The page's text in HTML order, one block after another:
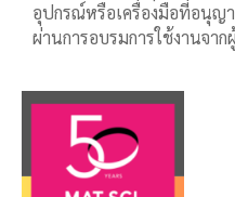
อุปกรณ์หรือเครื่องมือที่อนุญ
ผ่านการอบรมการใช้งานจา